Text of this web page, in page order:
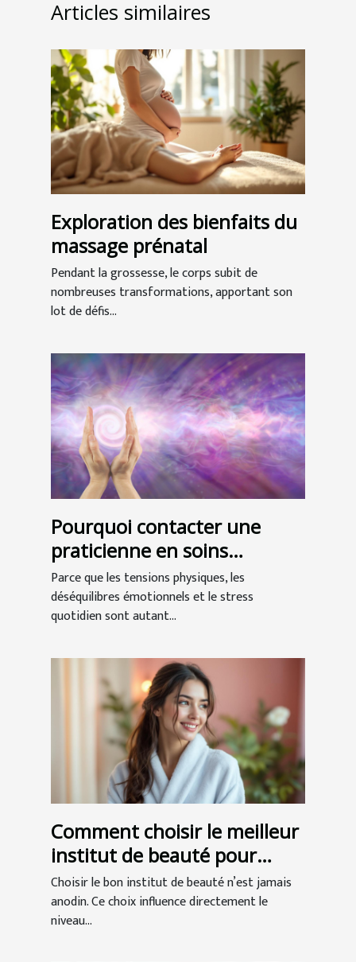
Articles similaires
Exploration des bienfaits du
massage prénatal
Pendant la grossesse, le corps subit de
nombreuses transformations, apportant son
lot de défis...
Pourquoi contacter une
praticienne en soins
énergétiques ?
Parce que les tensions physiques, les
déséquilibres émotionnels et le stress
quotidien sont autant...
Comment choisir le meilleur
institut de beauté pour
votre bien-être ?
Choisir le bon institut de beauté n’est jamais
anodin. Ce choix influence directement le
niveau...